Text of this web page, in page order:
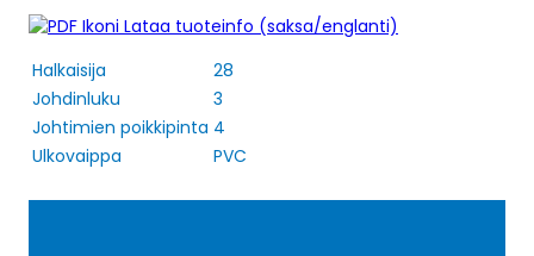
Lataa tuoteinfo (saksa/englanti)
Halkaisija
28
Johdinluku
3
Johtimien poikkipinta 4
Ulkovaippa
PVC